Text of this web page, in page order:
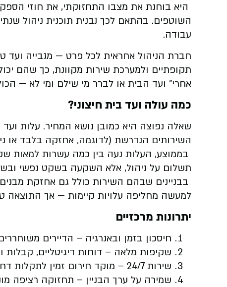
היא בוחנת את מצבו התחזוקתי, את חוזי
השוטפים. בהתאם לכך נבנית תוכנית ניהול
עבודה.
חברת הניהול אחראית לכל פרט — מגבייה ועד
תקופתיים ולמערכת שירות מקוונת, כך שהם
אחרי” ועד הבית או לברר מי שילם ומי לא —
כמה עולה ועד בית חיצוני?
שאלה נפוצה היא כמובן נושא המחיר. עלות
השירותים הנדרשת (לדוגמה, אחזקה בלבד או
בממוצע, העלות נעה בין כמה עשרות למאות
תשלום על ניהול, אלא השקעה בשקט נפשי
בבניינים שבהם השירות כולל גם אחזקת מבנים
למעשה מחליפה עלויות קיימות — אך התוצאה
יתרונות מרכזיים
חיסכון בזמן ובאנרגיה – הדיירים
שקיפות מלאה – דוחות דיגיטליים, קבלות
שירות 24/7 – מוקד חירום זמין לתקלות דחופות.
שמירה על ערך הבניין – תחזוקה רציפה